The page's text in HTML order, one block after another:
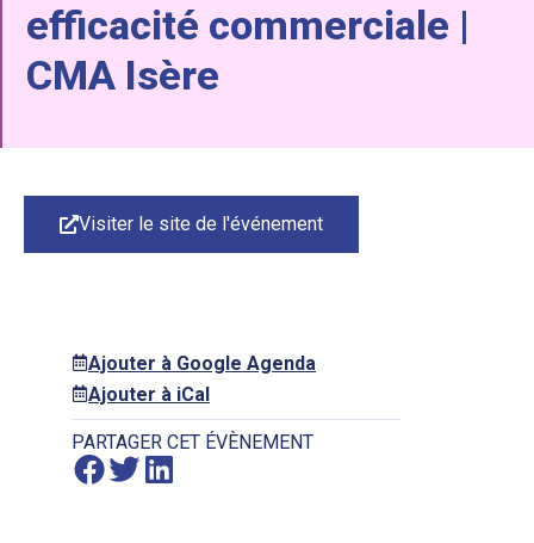
efficacité commerciale |
CMA Isère
Visiter le site de l'événement
Ajouter à Google Agenda
Ajouter à iCal
PARTAGER CET ÉVÈNEMENT